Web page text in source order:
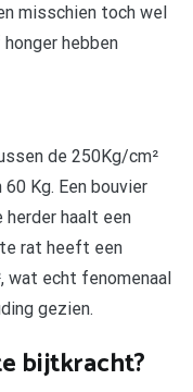
misschien toch wel
hebben
de 250Kg/cm²
Kg. Een bouvier
haalt een
rat heeft een
wat echt fenomenaal
gezien.
bijtkracht?